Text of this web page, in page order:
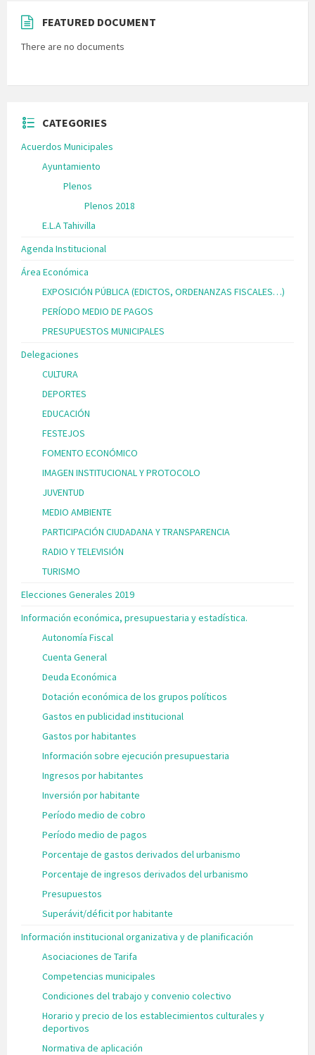
FEATURED DOCUMENT
There are no documents
CATEGORIES
Acuerdos Municipales
Ayuntamiento
Plenos
Plenos 2018
E.L.A Tahivilla
Agenda Institucional
Área Económica
EXPOSICIÓN PÚBLICA (EDICTOS, ORDENANZAS FISCALES…)
PERÍODO MEDIO DE PAGOS
PRESUPUESTOS MUNICIPALES
Delegaciones
CULTURA
DEPORTES
EDUCACIÓN
FESTEJOS
FOMENTO ECONÓMICO
IMAGEN INSTITUCIONAL Y PROTOCOLO
JUVENTUD
MEDIO AMBIENTE
PARTICIPACIÓN CIUDADANA Y TRANSPARENCIA
RADIO Y TELEVISIÓN
TURISMO
Elecciones Generales 2019
Información económica, presupuestaria y estadística.
Autonomía Fiscal
Cuenta General
Deuda Económica
Dotación económica de los grupos políticos
Gastos en publicidad institucional
Gastos por habitantes
Información sobre ejecución presupuestaria
Ingresos por habitantes
Inversión por habitante
Período medio de cobro
Período medio de pagos
Porcentaje de gastos derivados del urbanismo
Porcentaje de ingresos derivados del urbanismo
Presupuestos
Superávit/déficit por habitante
Información institucional organizativa y de planificación
Asociaciones de Tarifa
Competencias municipales
Condiciones del trabajo y convenio colectivo
Horario y precio de los establecimientos culturales y
deportivos
Normativa de aplicación